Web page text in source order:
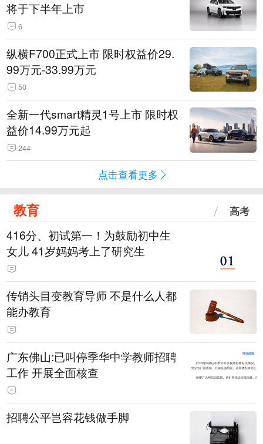
将于下半年上市
6
纵横F700正式上市 限时权益价29.
99万元-33.99万元
50
全新一代smart精灵1号上市 限时权
益价14.99万元起
244
点击查看更多
教育 高考
416分、初试第一！为鼓励初中生
女儿 41岁妈妈考上了研究生
传销头目变教育导师 不是什么人都
能办教育
广东佛山:已叫停季华中学教师招聘
工作 开展全面核查
招聘公平岂容花钱做手脚